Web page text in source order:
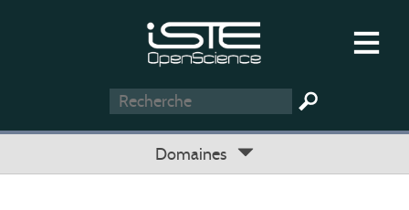
Domaines